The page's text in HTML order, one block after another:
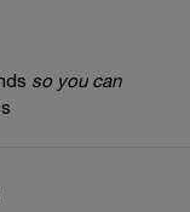
so you can